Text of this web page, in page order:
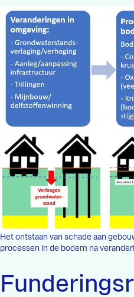
Het ontstaan van schade aan
processen in de bodem na